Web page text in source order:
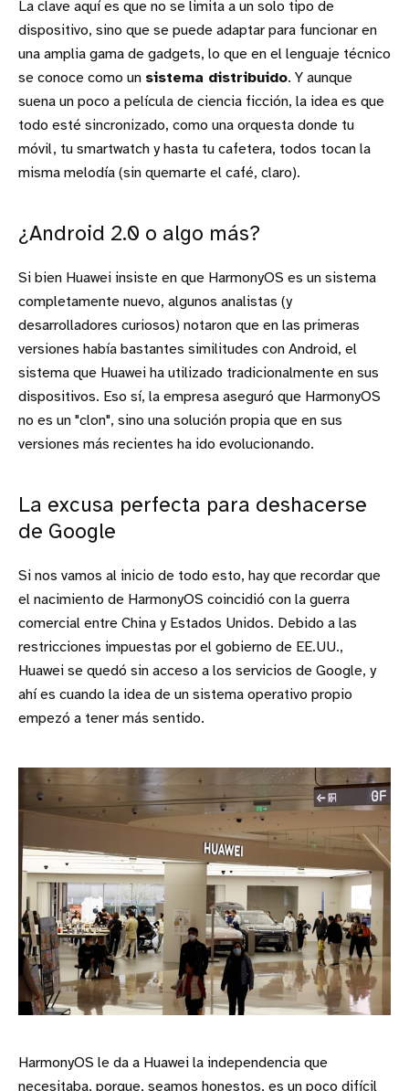
La clave aquí es que no se limita a un solo tipo de
dispositivo, sino que se puede adaptar para funcionar en
una amplia gama de gadgets, lo que en el lenguaje técnico
se conoce como un sistema distribuido. Y aunque
suena un poco a película de ciencia ficción, la idea es que
todo esté sincronizado, como una orquesta donde tu
móvil, tu smartwatch y hasta tu cafetera, todos tocan la
misma melodía (sin quemarte el café, claro).
¿Android 2.0 o algo más?
Si bien Huawei insiste en que HarmonyOS es un sistema
completamente nuevo, algunos analistas (y
desarrolladores curiosos) notaron que en las primeras
versiones había bastantes similitudes con Android, el
sistema que Huawei ha utilizado tradicionalmente en sus
dispositivos. Eso sí, la empresa aseguró que HarmonyOS
no es un "clon", sino una solución propia que en sus
versiones más recientes ha ido evolucionando.
La excusa perfecta para deshacerse
de Google
Si nos vamos al inicio de todo esto, hay que recordar que
el nacimiento de HarmonyOS coincidió con la guerra
comercial entre China y Estados Unidos. Debido a las
restricciones impuestas por el gobierno de EE.UU.,
Huawei se quedó sin acceso a los servicios de Google, y
ahí es cuando la idea de un sistema operativo propio
empezó a tener más sentido.
HarmonyOS le da a Huawei la independencia que
necesitaba, porque, seamos honestos, es un poco difícil